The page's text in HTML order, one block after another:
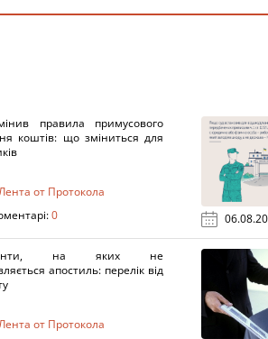
правила примусового
коштів: що зміниться для
от Протокола
0
на яких не
апостиль: перелік від
от Протокола